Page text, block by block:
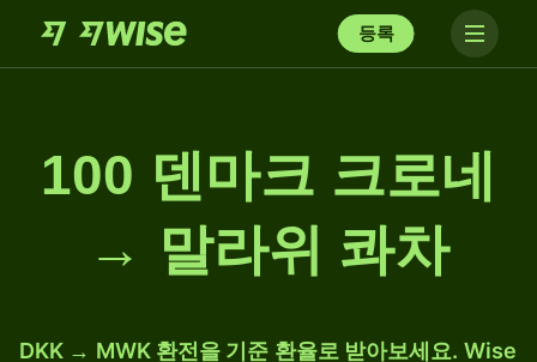
등록
100 덴마크 크로네
→ 말라위 콰차
DKK → MWK 환전을 기준 환율로 받아보세요. Wise